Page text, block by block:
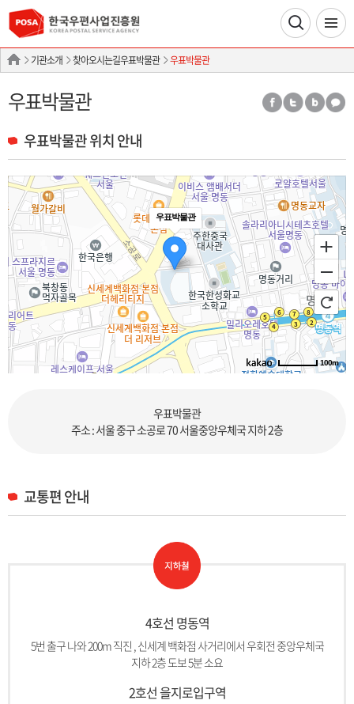
기관소개 찾아오시는길우표박물관 우표박물관
우표박물관
우표박물관 위치 안내
우표박물관
100m
우표박물관
주소 : 서울 중구 소공로 70 서울중앙우체국 지하 2층
교통편 안내
4호선 명동역
5번 출구 나와 200m 직진 , 신세계 백화점 사거리에서 우회전 중앙우체국
지하 2층 도보 5분 소요
2호선 을지로입구역